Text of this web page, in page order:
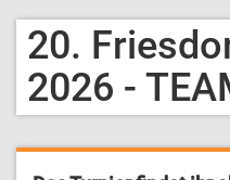
20.
2026 -